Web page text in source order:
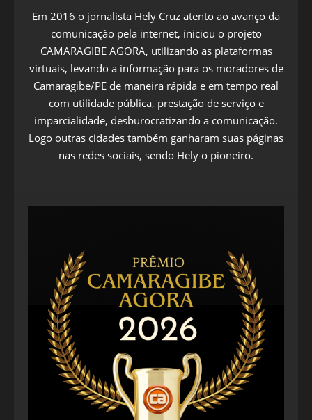
Em 2016 o jornalista Hely Cruz atento ao avanço da
comunicação pela internet, iniciou o projeto
CAMARAGIBE AGORA, utilizando as plataformas
virtuais, levando a informação para os moradores de
Camaragibe/PE de maneira rápida e em tempo real
com utilidade pública, prestação de serviço e
imparcialidade, desburocratizando a comunicação.
Logo outras cidades também ganharam suas páginas
nas redes sociais, sendo Hely o pioneiro.